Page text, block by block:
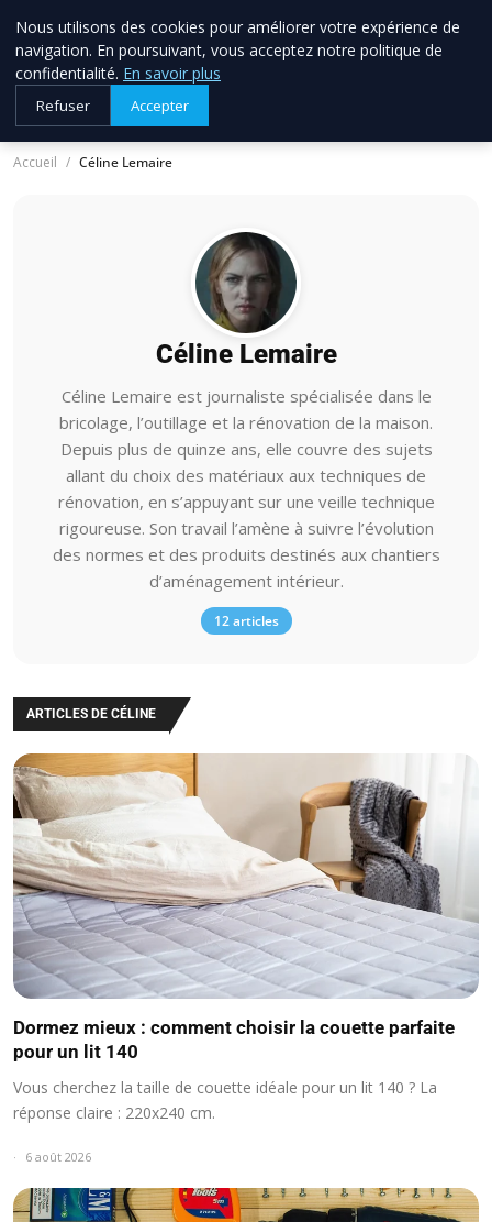
allo brico33
Votre expert bricolage en Gironde
Accueil Céline Lemaire
Céline Lemaire
Céline Lemaire est journaliste spécialisée dans le
bricolage, l’outillage et la rénovation de la maison.
Depuis plus de quinze ans, elle couvre des sujets
allant du choix des matériaux aux techniques de
rénovation, en s’appuyant sur une veille technique
rigoureuse. Son travail l’amène à suivre l’évolution
des normes et des produits destinés aux chantiers
d’aménagement intérieur.
12 articles
ARTICLES DE CÉLINE
Dormez mieux : comment choisir la couette parfaite
pour un lit 140
Vous cherchez la taille de couette idéale pour un lit 140 ? La
réponse claire : 220x240 cm.
6 août 2026
Nous utilisons des cookies pour améliorer votre expérience de
navigation. En poursuivant, vous acceptez notre politique de
confidentialité. En savoir plus
Refuser Accepter